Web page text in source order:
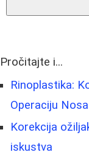
Pročitajte i...
Rinoplastika:
Operaciju Nosa
Korekcija
iskustva